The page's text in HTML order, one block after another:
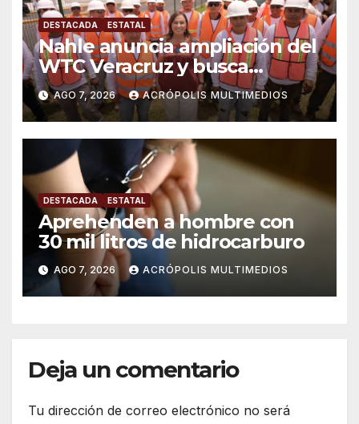
DESTACADA ESTATAL
Nahle anuncia ampliación del
WTC Veracruz y busca
solución para ingenio en crisis
AGO 7, 2026 ACRÓPOLIS MULTIMEDIOS
DESTACADA ESTATAL
Aprehenden a hombre con
30 mil litros de hidrocarburo
AGO 7, 2026 ACRÓPOLIS MULTIMEDIOS
Deja un comentario
Tu dirección de correo electrónico no será